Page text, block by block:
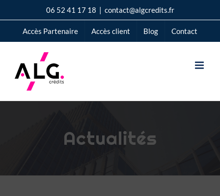
au
06 52 41 17 18 | contact@algcredits.fr
Accès Partenaire Accès client Blog Contact
Actualités